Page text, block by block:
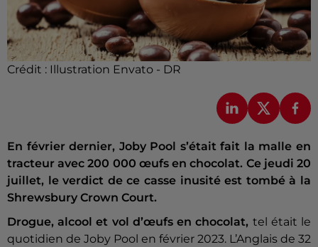
Crédit : Illustration Envato - DR
En février dernier, Joby Pool s’était fait la malle en
tracteur avec 200 000 œufs en chocolat. Ce jeudi 20
juillet, le verdict de ce casse inusité est tombé à la
Shrewsbury Crown Court.
Drogue, alcool et vol d’œufs en chocolat, tel était le
quotidien de Joby Pool en février 2023. L’Anglais de 32